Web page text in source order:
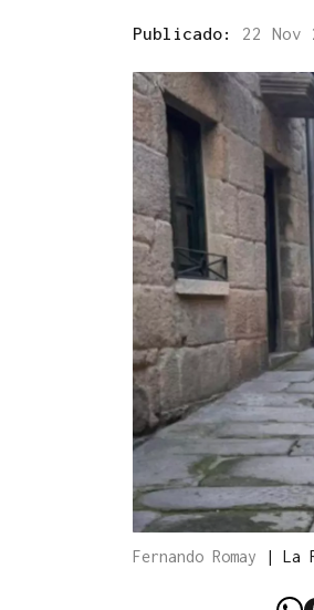
Publicado: 22 Nov
Fernando Romay | La